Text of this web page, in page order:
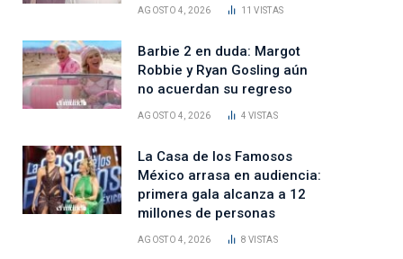
AGOSTO 4, 2026 11VISTAS
Barbie 2 en duda: Margot
Robbie y Ryan Gosling aún
no acuerdan su regreso
AGOSTO 4, 2026 4VISTAS
La Casa de los Famosos
México arrasa en audiencia:
primera gala alcanza a 12
millones de personas
AGOSTO 4, 2026 8VISTAS